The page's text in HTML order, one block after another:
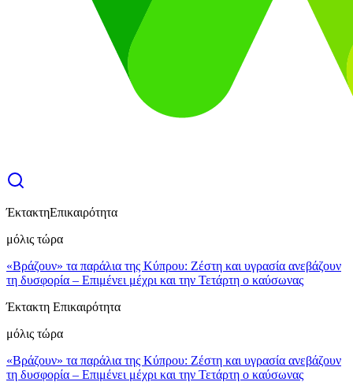
ΈκτακτηΕπικαιρότητα
μόλις τώρα
«Βράζουν» τα παράλια της Κύπρου: Ζέστη και υγρασία ανεβάζουν
τη δυσφορία – Επιμένει μέχρι και την Τετάρτη ο καύσωνας
Έκτακτη Επικαιρότητα
μόλις τώρα
«Βράζουν» τα παράλια της Κύπρου: Ζέστη και υγρασία ανεβάζουν
τη δυσφορία – Επιμένει μέχρι και την Τετάρτη ο καύσωνας